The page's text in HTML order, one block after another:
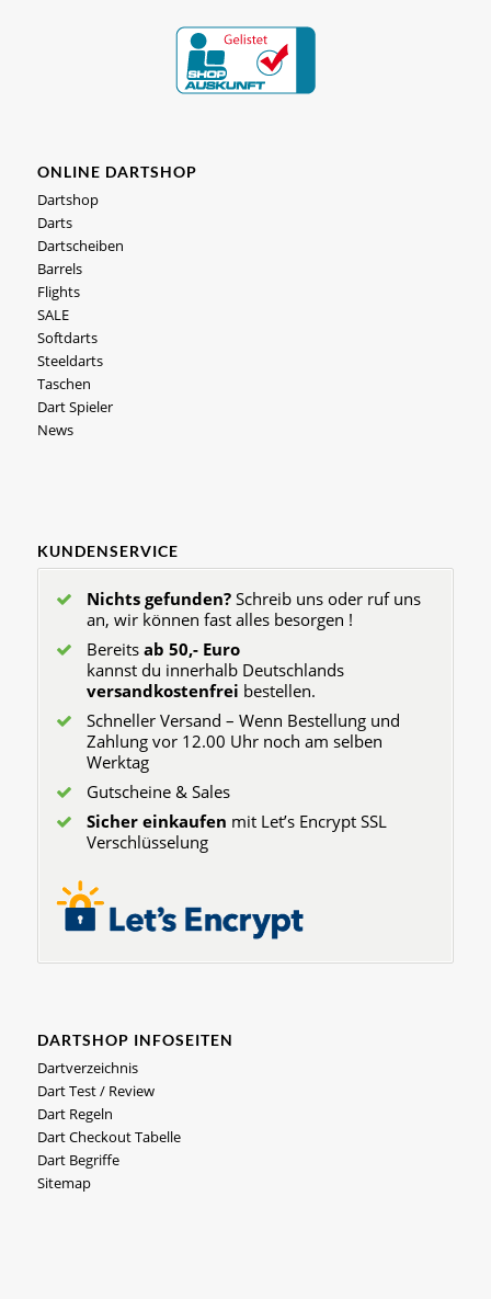
ONLINE DARTSHOP
Dartshop
Darts
Dartscheiben
Barrels
Flights
SALE
Softdarts
Steeldarts
Taschen
Dart Spieler
News
KUNDENSERVICE
Nichts gefunden?Schreib uns oder ruf uns
an, wir können fast alles besorgen !
Bereits ab 50,- Euro
kannst du innerhalb Deutschlands
versandkostenfrei bestellen.
Schneller Versand – Wenn Bestellung und
Zahlung vor 12.00 Uhr noch am selben
Werktag
Gutscheine & Sales
Sicher einkaufen mit Let’s Encrypt SSL
Verschlüsselung
DARTSHOP INFOSEITEN
Dartverzeichnis
Dart Test / Review
Dart Regeln
Dart Checkout Tabelle
Dart Begriffe
Sitemap